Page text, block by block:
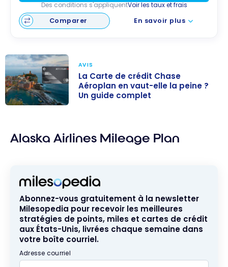
Des conditions s'appliquentVoir les taux et frais
Comparer
En savoir plus
Aéroplan en
guide complet
AVIS
La Carte de crédit Chase
Aéroplan en vaut-elle la peine ?
Un guide complet
Alaska Airlines Mileage Plan
Abonnez-vous gratuitement à la newsletter
Milesopedia pour recevoir les meilleures
stratégies de points, miles et cartes de crédit
aux États-Unis, livrées chaque semaine dans
votre boîte courriel.
Adresse courriel